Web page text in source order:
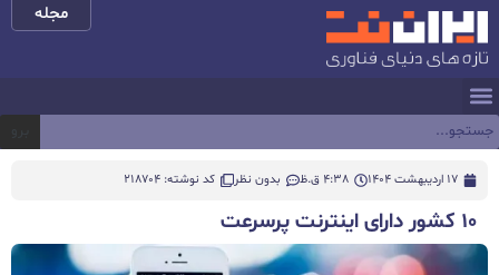
مجله
17 اردیبهشت 1404 4:38 ق.ظ بدون نظر کد نوشته: 218704
۱۰ کشور دارای اینترنت پرسرعت